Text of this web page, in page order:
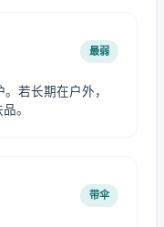
最弱
若长期在户外，
。
带伞